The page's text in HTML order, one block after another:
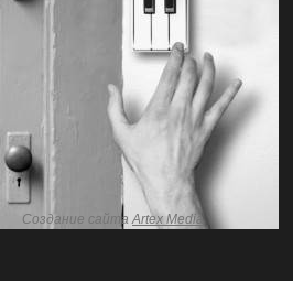
Создание сайтаArtex Media